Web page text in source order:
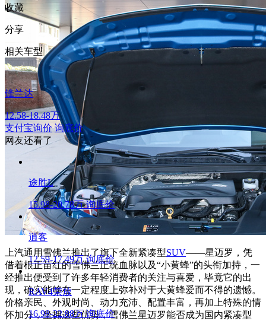
上汽通用雪佛兰推出了旗下全新紧凑型SUV——星迈罗，凭
借着根正苗红的雪佛兰正统血脉以及“小黄蜂”的头衔加持，一
经推出便受到了许多年轻消费者的关注与喜爱，毕竟它的出
现，确实能够在一定程度上弥补对于大黄蜂爱而不得的遗憾。
价格亲民、外观时尚、动力充沛、配置丰富，再加上特殊的情
怀加分，坐拥这些优势，雪佛兰星迈罗能否成为国内紧凑型
收藏
分享
相关车型
锋兰达
12.58-18.48万
支付宝询价 询底价
网友还看了
途胜L
15.98-20.78万 询底价
逍客
12.59-17.49万 询底价
RAV4荣放
16.98-22.88万 询底价